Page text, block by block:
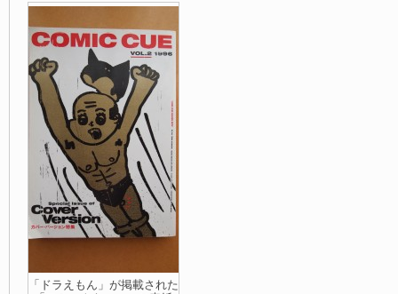
「ドラえもん」が掲載された